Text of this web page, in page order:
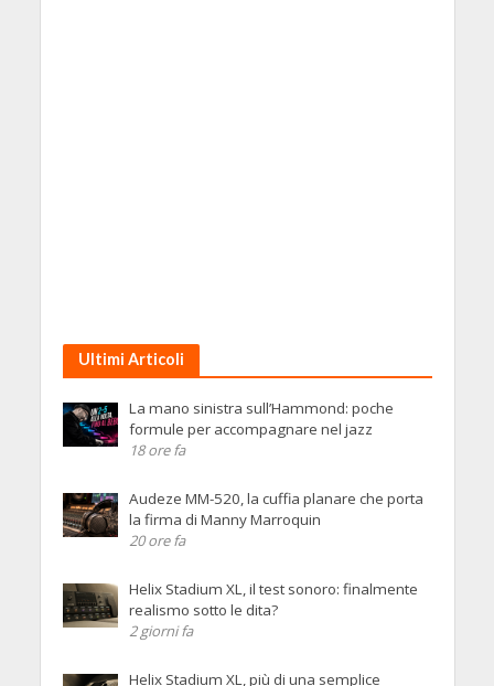
Ultimi Articoli
La mano sinistra sull’Hammond: poche
formule per accompagnare nel jazz
18 ore fa
Audeze MM-520, la cuffia planare che porta
la firma di Manny Marroquin
20 ore fa
Helix Stadium XL, il test sonoro: finalmente
realismo sotto le dita?
2 giorni fa
Helix Stadium XL, più di una semplice